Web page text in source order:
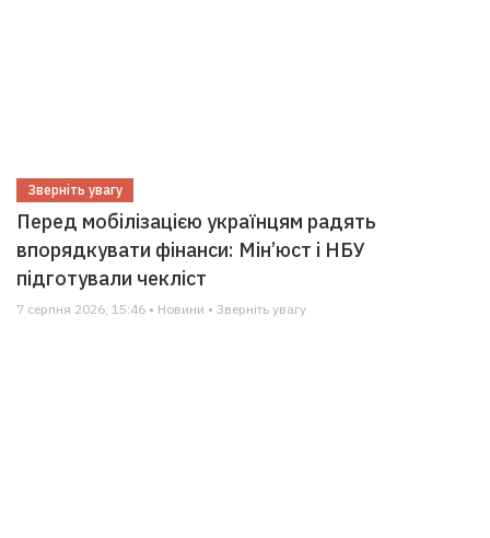
Зверніть увагу
Перед мобілізацією українцям радять
впорядкувати фінанси: Мін’юст і НБУ
підготували чекліст
7 серпня 2026, 15:46 • Новини • Зверніть увагу